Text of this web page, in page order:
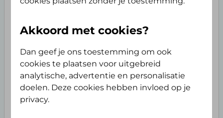
Wachtlijstbemiddeling:
terecht
Klanten waarderen ons met een
Akkoord met cookies?
Dan geef je ons toestemming om ook
cookies te plaatsen voor uitgebreid
analytische, advertentie en personalisatie
doelen. Deze cookies hebben invloed op je
privacy.